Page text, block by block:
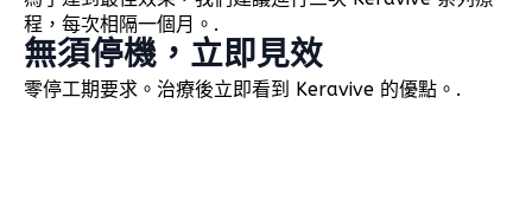
程，每次相隔一個月。.
無須停機，立即見效
零停工期要求。治療後立即看到 Keravive 的優點。.